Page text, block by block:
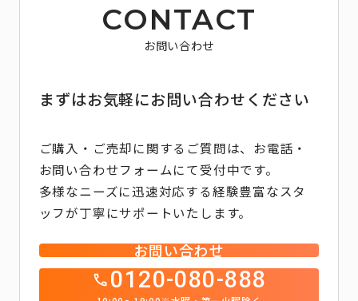
CONTACT
お問い合わせ
まずはお気軽にお問い合わせください
ご購入・ご売却に関するご質問は、お電話・
お問い合わせフォームにて受付中です。
多様なニーズに迅速対応する経験豊富なスタ
ッフが丁寧にサポートいたします。
お問い合わせ
0120-080-888